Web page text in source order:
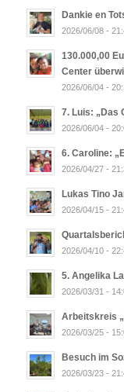
Dankie en
2026/06/08 -
130.000,00
Center
2026/06/04 -
7. Luis: „Das
2026/06/04 -
6. Caroline:
2026/04/27 -
Lukas Tino
2026/04/15 -
2026/04/10 -
5. Angelika
2026/03/31 -
Arbeitskreis
2026/03/25 -
Besuch im
2026/03/23 -